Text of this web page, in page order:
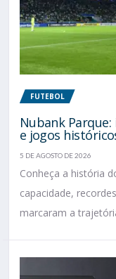
FUTEBOL
Nubank
e jogos
5 DE AGOSTO DE 2026
Conheça a história
capacidade,
marcaram a